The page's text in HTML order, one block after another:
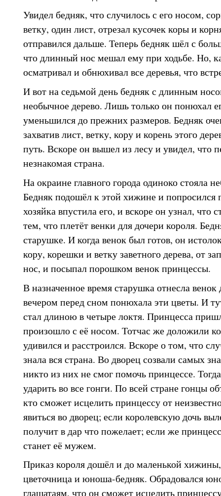
Увидел бедняк, что случилось с его носом,
ветку, один лист, отрезал кусочек коры и
отправился дальше. Теперь бедняк шёл с
что длинный нос мешал ему при ходьбе. Но,
осматривал и обнюхивал все деревья, что
И вот на седьмой день бедняк с длинным
необычное дерево. Лишь только он понюхал
уменьшился до прежних размеров. Бедняк
захватив лист, ветку, кору и корень этого
путь. Вскоре он вышел из лесу и увидел, что
незнакомая страна.
На окраине главного города одиноко стояла
Бедняк подошёл к этой хижине и попросился
хозяйка впустила его, и вскоре он узнал, что
тем, что плетёт венки для дочери короля.
старушке. И когда венок был готов, он
кору, корешки и ветку заветного дерева, от
нос, и посыпал порошком венок принцессы.
В назначенное время старушка отнесла венок
вечером перед сном понюхала эти цветы. И
стал длиною в четыре локтя. Принцесса
произошло с её носом. Тотчас же доложили
удивился и расстроился. Вскоре о том, что
знала вся страна. Во дворец созвали самых
никто из них не смог помочь принцессе.
ударить во все гонги. По всей стране гонцы
кто сможет исцелить принцессу от
явиться во дворец; если королевскую дочь
получит в дар что пожелает; если же
станет её мужем.
Приказ короля дошёл и до маленькой
цветочница и юноша-бедняк. Обрадовался
глашатаям, что он сможет исцелить